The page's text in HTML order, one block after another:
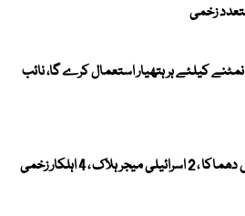
زخمی
نمٹنے کیلئے ہر ہتھیار استعمال کرے گا، نائب
ہلاک ، 4 اہلکار زخمی